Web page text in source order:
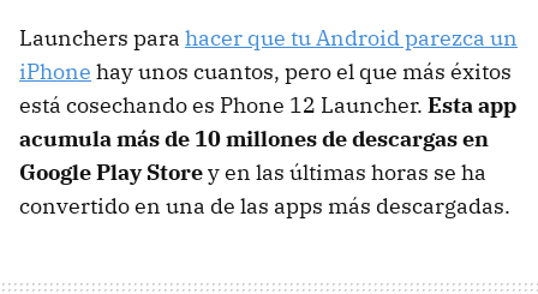
Launchers para hacer que tu Android parezca un
iPhone hay unos cuantos, pero el que más éxitos
está cosechando es Phone 12 Launcher. Esta app
acumula más de 10 millones de descargas en
Google Play Storey en las últimas horas se ha
convertido en una de las apps más descargadas.